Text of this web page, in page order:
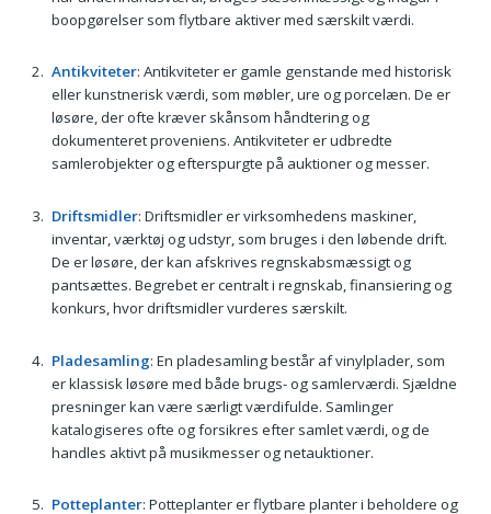
boopgørelser som flytbare aktiver med særskilt værdi.
Antikviteter: Antikviteter er gamle genstande med historisk
eller kunstnerisk værdi, som møbler, ure og porcelæn. De er
løsøre, der ofte kræver skånsom håndtering og
dokumenteret proveniens. Antikviteter er udbredte
samlerobjekter og efterspurgte på auktioner og messer.
Driftsmidler: Driftsmidler er virksomhedens maskiner,
inventar, værktøj og udstyr, som bruges i den løbende drift.
De er løsøre, der kan afskrives regnskabsmæssigt og
pantsættes. Begrebet er centralt i regnskab, finansiering og
konkurs, hvor driftsmidler vurderes særskilt.
Pladesamling: En pladesamling består af vinylplader, som
er klassisk løsøre med både brugs- og samlerværdi. Sjældne
presninger kan være særligt værdifulde. Samlinger
katalogiseres ofte og forsikres efter samlet værdi, og de
handles aktivt på musikmesser og netauktioner.
Potteplanter: Potteplanter er flytbare planter i beholdere og